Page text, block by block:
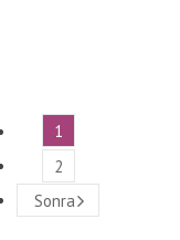
1
2
Sonra